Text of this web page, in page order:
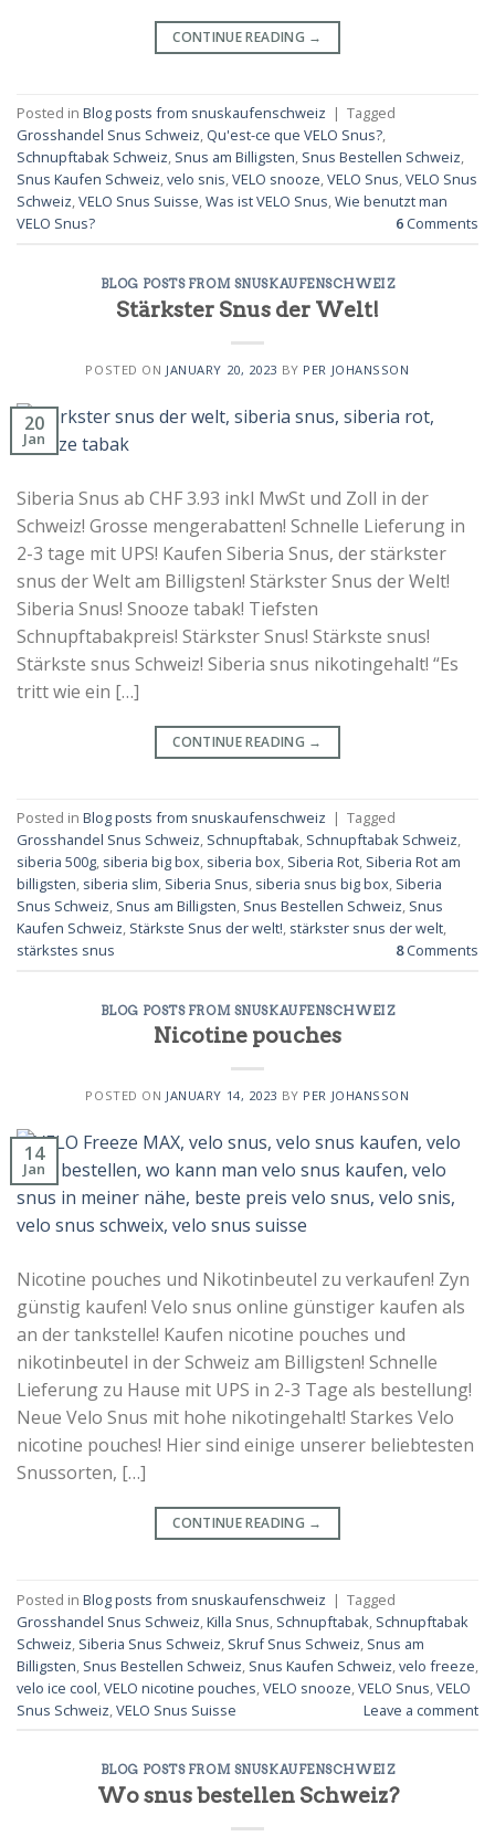
CONTINUE READING →
Posted in Blog posts from snuskaufenschweiz | Tagged
Grosshandel Snus Schweiz, Qu'est-ce que VELO Snus?,
Schnupftabak Schweiz, Snus am Billigsten, Snus Bestellen Schweiz,
Snus Kaufen Schweiz,velo snis,VELO snooze,VELO Snus,VELO Snus
Schweiz,VELO Snus Suisse,Was ist VELO Snus,Wie benutzt man
VELO Snus?
6 Comments
BLOG POSTS FROM SNUSKAUFENSCHWEIZ
Stärkster Snus der Welt!
POSTED ON JANUARY 20, 2023 BY PER JOHANSSON
20
Jan
Siberia Snus ab CHF 3.93 inkl MwSt und Zoll in der
Schweiz! Grosse mengerabatten! Schnelle Lieferung in
2-3 tage mit UPS! Kaufen Siberia Snus, der stärkster
snus der Welt am Billigsten! Stärkster Snus der Welt!
Siberia Snus! Snooze tabak! Tiefsten
Schnupftabakpreis! Stärkster Snus! Stärkste snus!
Stärkste snus Schweiz! Siberia snus nikotingehalt! “Es
tritt wie ein […]
CONTINUE READING →
Posted in Blog posts from snuskaufenschweiz | Tagged
Grosshandel Snus Schweiz, Schnupftabak, Schnupftabak Schweiz,
siberia 500g, siberia big box, siberia box, Siberia Rot, Siberia Rot am
billigsten, siberia slim, Siberia Snus, siberia snus big box, Siberia
Snus Schweiz, Snus am Billigsten, Snus Bestellen Schweiz, Snus
Kaufen Schweiz, Stärkste Snus der welt!, stärkster snus der welt,
stärkstes snus
8Comments
BLOG POSTS FROM SNUSKAUFENSCHWEIZ
Nicotine pouches
POSTED ON JANUARY 14, 2023 BY PER JOHANSSON
14
Jan
Nicotine pouches und Nikotinbeutel zu verkaufen! Zyn
günstig kaufen! Velo snus online günstiger kaufen als
an der tankstelle! Kaufen nicotine pouches und
nikotinbeutel in der Schweiz am Billigsten! Schnelle
Lieferung zu Hause mit UPS in 2-3 Tage als bestellung!
Neue Velo Snus mit hohe nikotingehalt! Starkes Velo
nicotine pouches! Hier sind einige unserer beliebtesten
Snussorten, […]
CONTINUE READING →
Posted in Blog posts from snuskaufenschweiz | Tagged
Grosshandel Snus Schweiz,Killa Snus, Schnupftabak, Schnupftabak
Schweiz, Siberia Snus Schweiz, Skruf Snus Schweiz, Snus am
Billigsten, Snus Bestellen Schweiz, Snus Kaufen Schweiz,velo freeze,
velo ice cool,VELO nicotine pouches,VELO snooze,VELO Snus,VELO
Snus Schweiz,VELO Snus Suisse Leave a comment
BLOG POSTS FROM SNUSKAUFENSCHWEIZ
Wo snus bestellen Schweiz?